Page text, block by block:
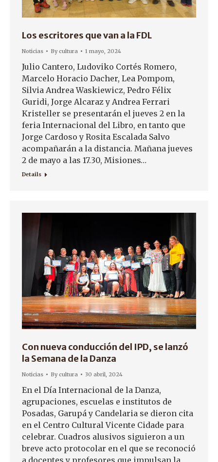
Los escritores que van a la FDL
Noticias Bycultura 1 mayo, 2024
Julio Cantero, Ludoviko Cortés Romero,
Marcelo Horacio Dacher, Lea Pompom,
Silvia Andrea Waskiewicz, Pedro Félix
Guridi, Jorge Alcaraz y Andrea Ferrari
Kristeller se presentarán el jueves 2 en la
feria Internacional del Libro, en tanto que
Jorge Cardoso y Rosita Escalada Salvo
acompañarán a la distancia. Mañana jueves
2 de mayo a las 17.30, Misiones…
Details
Con nueva conducción del IPD, se lanzó
la Semana de la Danza
Noticias Bycultura 30 abril, 2024
En el Día Internacional de la Danza,
agrupaciones, escuelas e institutos de
Posadas, Garupá y Candelaria se dieron cita
en el Centro Cultural Vicente Cidade para
celebrar. Cuadros alusivos siguieron a un
breve acto protocolar en el que se reconoció
a docentes y profesores que impulsan la